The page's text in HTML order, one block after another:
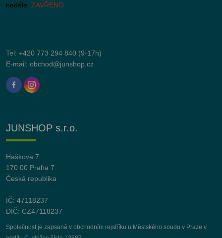
neděle: ZAVŘENO
Tel: +420 773 294 840 (9-17h)
E-mail: obchod@junshop.cz
JUNSHOP s.r.o.
Haškova 7
170 00 Praha 7
Česká republika
IČ: 47118237
DIČ: CZ47118237
Společnost je zapsaná v obchodním rejstříku u Městského soudu v Praze v